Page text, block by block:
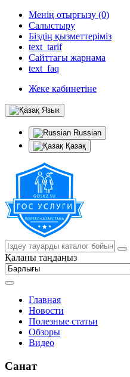
Менің отырғызу (0)
Салыстыру
Біздің қызметтеріміз
text_tarif
Сайттағы жарнама
text_faq
Жеке кабинетіне
Язык
Russian
Қазақ
Қаланы таңдаңыз
Главная
Новости
Полезные статьи
Обзоры
Видео
Санат